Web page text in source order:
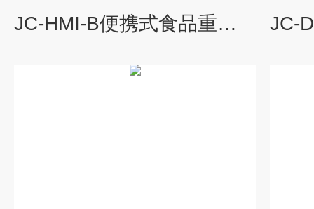
JC-HMI-B便携式食品重金属快速检测仪